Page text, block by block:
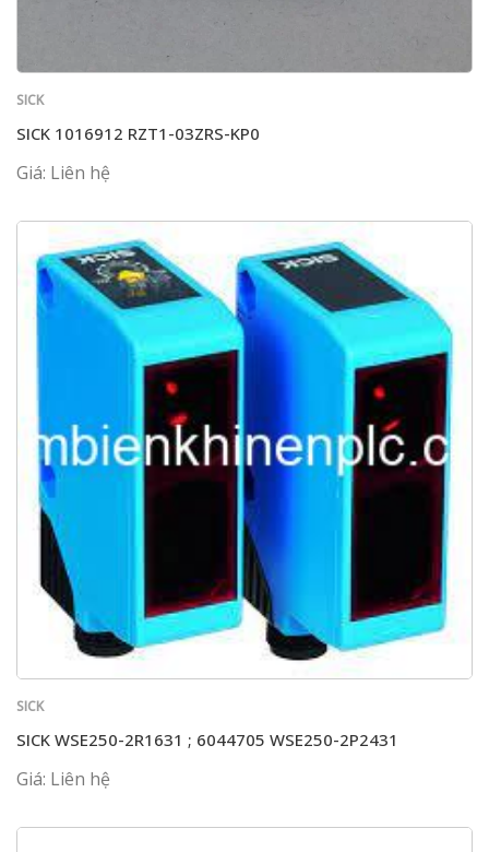
SICK
SICK 1016912 RZT1-03ZRS-KP0
Giá: Liên hệ
SICK
SICK WSE250-2R1631 ; 6044705 WSE250-2P2431
Giá: Liên hệ